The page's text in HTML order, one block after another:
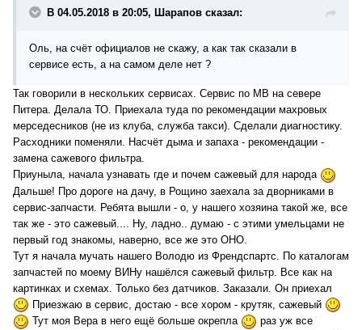
В 04.05.2018 в 20:05, Шарапов сказал:
Оль, на счёт официалов не скажу, а как так сказали в
сервисе есть, а на самом деле нет ?
Так говорили в нескольких сервисах. Сервис по МВ на севере
Питера. Делала ТО. Приехала туда по рекомендации махровых
мерседесников (не из клуба, служба такси). Сделали диагностику.
Расходники поменяли. Насчёт дыма и запаха - рекомендации -
замена сажевого фильтра.
Приуныла, начала узнавать где и почем сажевый для народа
Дальше! Про дороге на дачу, в Рощино заехала за дворниками в
сервис-запчасти. Ребята вышли - о, у нашего хозяина такой же, все
так же - это сажевый.... Ну, ладно.. думаю - с этими умельцами не
первый год знакомы, наверно, все же это ОНО.
Тут я начала мучать нашего Володю из Френдспартс. По каталогам
запчастей по моему ВИНу нашёлся сажевый фильтр. Все как на
картинках и схемах. Только без датчиков. Заказали. Он приехал
Приезжаю в сервис, достаю - все хором - крутяк, сажевый
Тут моя Вера в него ещё больше окрепла
раз уж все